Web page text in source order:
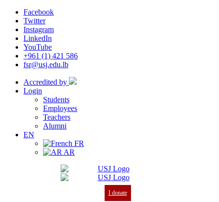
Facebook
Twitter
Instagram
LinkedIn
YouTube
+961 (1) 421 586
fsr@usj.edu.lb
Accredited by
Login
Students
Employees
Teachers
Alumni
EN
FR
AR
I donate